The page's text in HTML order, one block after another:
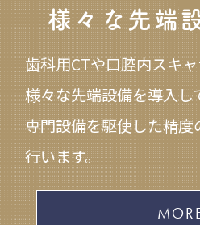
様々な先端
歯科用CTや口腔内スキャ
様々な先端設備を導入し
専門設備を駆使した精度
行います。